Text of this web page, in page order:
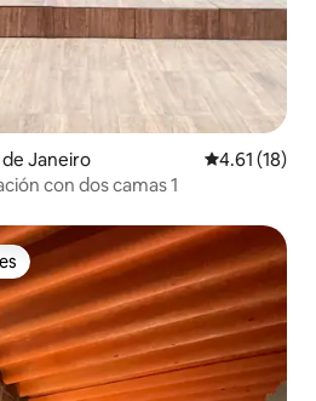
de Janeiro Calificación
4.61 (18)
con dos camas 1